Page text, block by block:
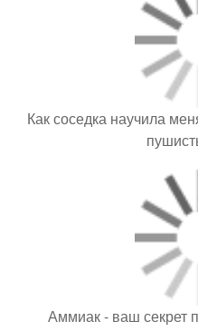
Как соседка научила
Аммиак - ваш секрет